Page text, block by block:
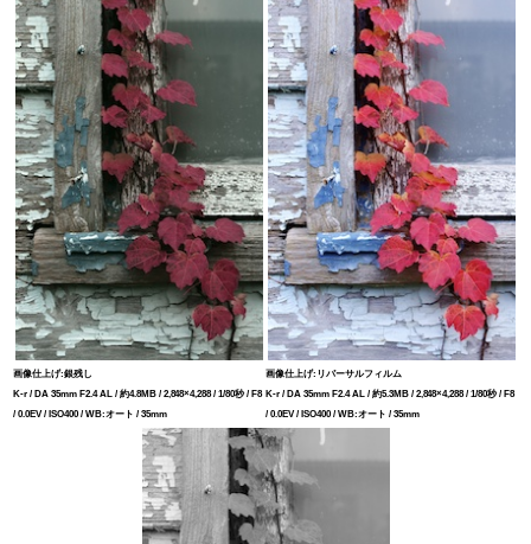
画像仕上げ:銀残し
K-r / DA 35mm F2.4 AL / 約4.8MB / 2,848×4,288 / 1/80秒 / F8
/ 0.0EV / ISO400 / WB:オート / 35mm
画像仕上げ:リバーサルフィルム
K-r / DA 35mm F2.4 AL / 約5.3MB / 2,848×4,288 / 1/80秒 / F8
/ 0.0EV / ISO400 / WB:オート / 35mm